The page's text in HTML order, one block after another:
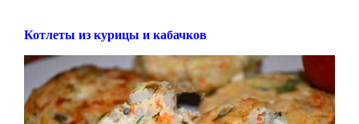
Котлеты из курицы и кабачков